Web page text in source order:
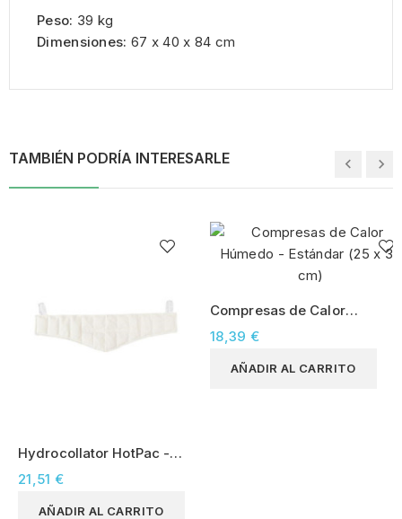
Peso: 39 kg
Dimensiones: 67 x 40 x 84 cm
TAMBIÉN PODRÍA INTERESARLE
Hydrocollator HotPac -
Cervical (23 x 60 cm)
21,51 €
AÑADIR AL CARRITO
Compresas de Calor
Húmedo - Estándar (25 x
18,39 €
AÑADIR AL CARRITO